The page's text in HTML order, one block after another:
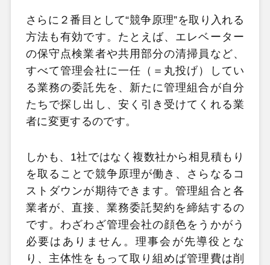
さらに２番目として“競争原理”を取り入れる
方法も有効です。たとえば、エレベーター
の保守点検業者や共用部分の清掃員など、
すべて管理会社に一任（＝丸投げ）してい
る業務の委託先を、新たに管理組合が自分
たちで探し出し、安く引き受けてくれる業
者に変更するのです。
しかも、1社ではなく複数社から相見積もり
を取ることで競争原理が働き、さらなるコ
ストダウンが期待できます。管理組合と各
業者が、直接、業務委託契約を締結するの
です。わざわざ管理会社の顔色をうかがう
必要はありません。理事会が先導役とな
り、主体性をもって取り組めば管理費は削